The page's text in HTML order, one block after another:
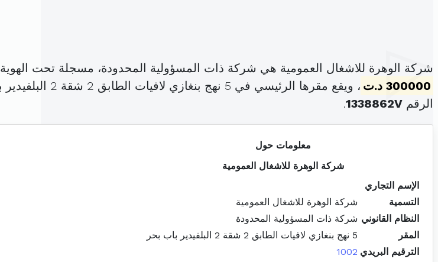
شركة الوهرة للاشغال العمومية هي شركة ذات المسؤولية المحدودة، مسجلة تحت الهوية
300000 د.ت
، ويقع مقرها الرئيسي في 5 نهج بنغازي لافيات الطابق 2 شقة 2 البلفيدير باب بحر (
الرقم 1338862V
.
معلومات حول
شركة الوهرة للاشغال العمومية
الإسم التجاري
التسمية
شركة الوهرة للاشغال العمومية
النظام القانوني شركة ذات المسؤولية المحدودة
المقر
5 نهج بنغازي لافيات الطابق 2 شقة 2 البلفيدير باب بحر
الترقيم البريدي 1002